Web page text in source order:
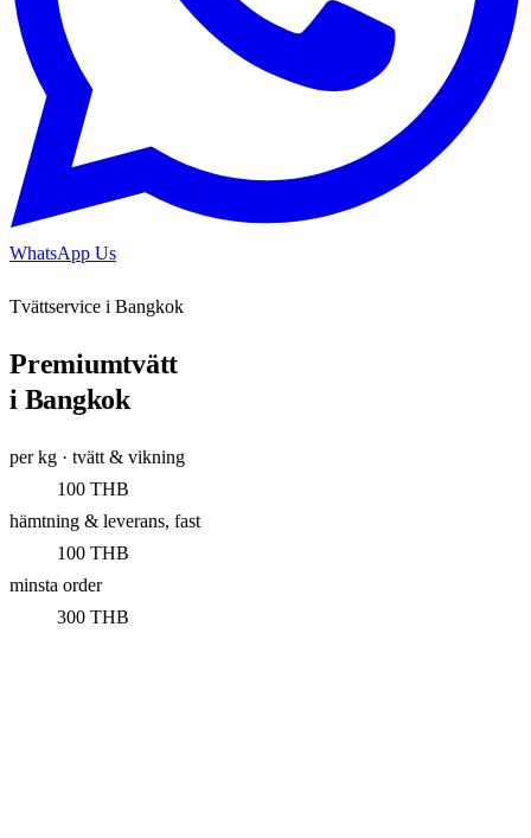
WhatsApp Us
Tvättservice i Bangkok
Premiumtvätt
i Bangkok
per kg · tvätt & vikning
100 THB
hämtning & leverans, fast
100 THB
minsta order
300 THB